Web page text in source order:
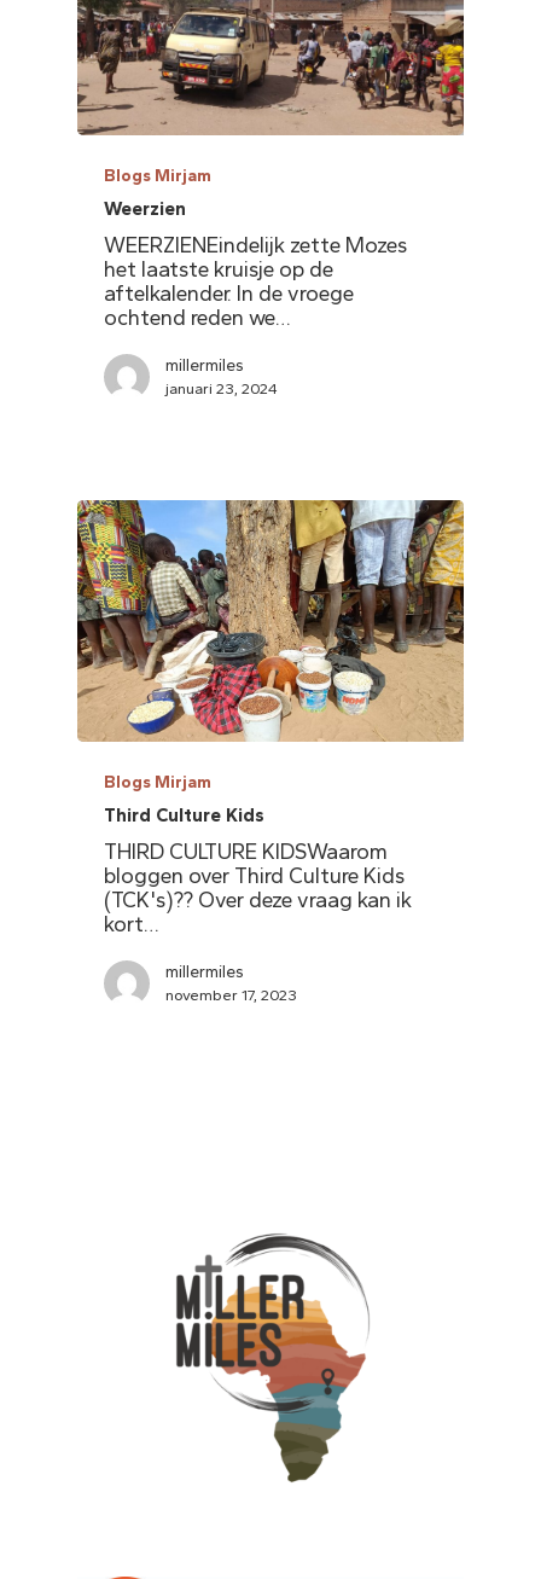
Blogs Mirjam
Weerzien
WEERZIENEindelijk zette Mozes
het laatste kruisje op de
aftelkalender. In de vroege
ochtend reden we…
millermiles
januari 23, 2024
Blogs Mirjam
Third Culture Kids
THIRD CULTURE KIDSWaarom
bloggen over Third Culture Kids
(TCK's)?? Over deze vraag kan ik
kort…
millermiles
november 17, 2023